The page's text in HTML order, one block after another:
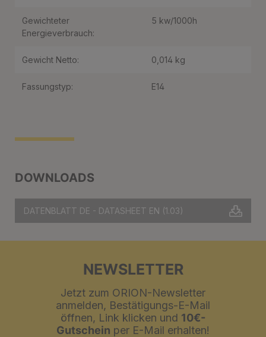
DOWNLOADS
DATENBLATT DE - DATASHEET EN (1.03)
Gewichteter
Energieverbrauch:
5 kw/1000h
Gewicht Netto: 0,014 kg
Fassungstyp: E14
NEWSLETTER
Jetzt zum ORION-Newsletter
anmelden, Bestätigungs-E-Mail
öffnen, Link klicken und 10€-
Gutschein per E-Mail erhalten!